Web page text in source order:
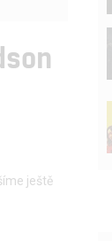
ještě